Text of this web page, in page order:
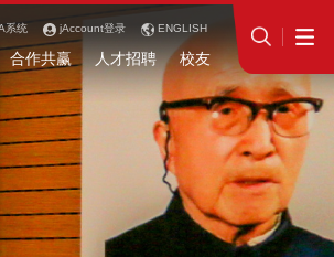
系统 jAccount登录 ENGLISH
合作共赢 人才招聘 校友